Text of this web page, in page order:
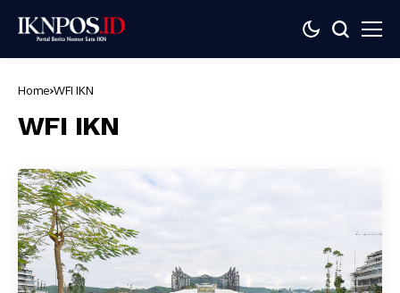
Home WFI IKN
WFI IKN